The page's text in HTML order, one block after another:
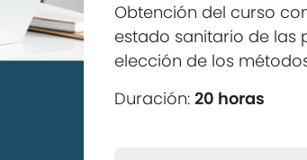
Obtención del curso
estado sanitario de las
elección de los
Duración:20 horas